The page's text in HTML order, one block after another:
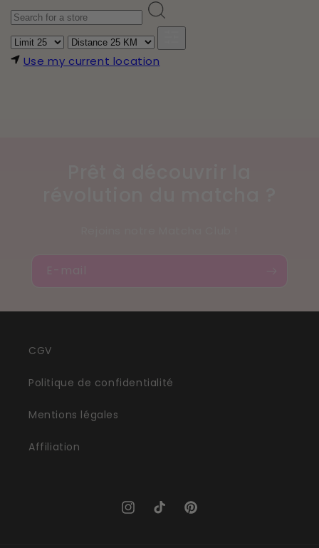
Use my current location
CGV
Politique de confidentialité
Mentions légales
Affiliation
Instagram
TikTok Pinterest